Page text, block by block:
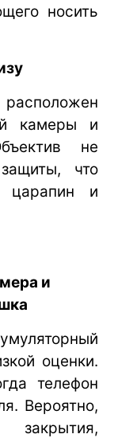
носить
камеры и
не
что
царапин и
и
оценки.
телефон
Вероятно,
закрытия,